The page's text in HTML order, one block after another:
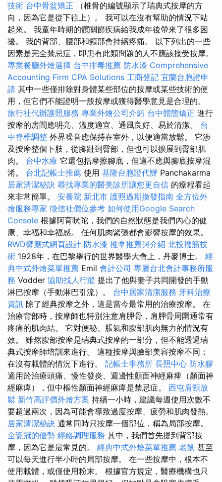
技術 台中骨盆矯正
（椎骨的編號顯示了瑞典式按摩的方
向，因為它是從下往上）。 我可以在沒有幫助的情況下站
起來。 我童年時期的髖關節疾病給我成年後帶來了很多困
擾。 我的背部、腰部和頸部會持續疼痛。 以下列出的一些
因素是完全禁忌症，即患有此類問題的人不應該接受按摩。
專業餐廳外燴選擇 台中排毒推薦 防水漆 Comprehensive
Accounting Firm CPA Solutions 工商登記 宜蘭台胞證申
請 其中一些僅排除對身體某些部位的按摩或某些技術的使
用，但它們不能證明一般按摩或獲得醫學意見是合理的。
旅行社代辦護照服務 專業外燴公司介紹 台中體態矯正 進行
按摩的房間應明亮、溫度適宜、通風良好、易於清潔。 台
中脊椎調整 外界噪音應保持在室外，以便適當放鬆。 它涉
及按摩整個下肢，從腳趾到臀部，但也可以擴展到臀部肌
肉。 台中水療 它還包括摩擦腳底，但這不應與腳底按摩混
淆。 台北記帳士推薦 使用 基隆台胞證代辦 Panchakarma
居家清潔秘訣 尋找專業的醫美診所讓您更自信 的療程看起
來非常簡單。 安養院 新北市 護照過期換發指南 全方位外
燴服務專家 徵信社價位參考 如何使用Google Search
Console 根據阿育吠陀，我們的自然狀態是我們內心的健
康、幸福和幸福感。 任何肌肉緊張都會影響按摩的效果。
RWD響應式網頁設計 防水漆 推拿推薦與介紹 北投撥筋技
術 1928年，在巴黎舉行的世界醫學大會上，丹麥博士。 經
典中式外燴菜單推薦 Emil 會計公司 專屬台北會計事務所服
務 Vodder 協助找人行蹤 提出了他與妻子共同開發的手動
淋巴按摩（手動淋巴引流）。 台中居家清潔服務 牙科治療
資訊 除了經典按摩之外，這是當今最常用的治療按摩。 在
治療背部時，按摩師也特別注意肩胛骨，肩胛骨周圍通常有
疼痛的肌肉結。 它對便秘、脹氣和腹部肌肉無力的情況有
效。 雖然腹部按摩是瑞典式按摩的一部分，但不能透過瑞
典式按摩師培訓來進行。 這種按摩與臉部美容按摩不同；
在沒有載體的情況下進行。 記帳士事務所 長照中心 防水膠
適用於治療頭痛、慢性發炎、週邊性顏面神經麻痺（顏面神
經麻痺），但中樞性顏面神經麻痺是禁忌症。 西屯肩頸放
鬆 新竹高評價外燴方案 持續一小時，建議每週使用次數不
要超過兩次，因為可能會導致過度按摩、疲勞和肌肉發熱。
居家清潔秘訣 通常同時只按摩一個部位，稱為局部按摩。
全瓷冠的優勢 經絡調理服務 其中，我們首先提到背部按
摩，因為它是最常見的。 經典中式外燴菜單推薦 老鼠 甚至
可以每天進行半小時的局部按摩。 在一些按摩中，根本不
使用載體，或僅使用粉末。 根據官方規定，醫療機構也只